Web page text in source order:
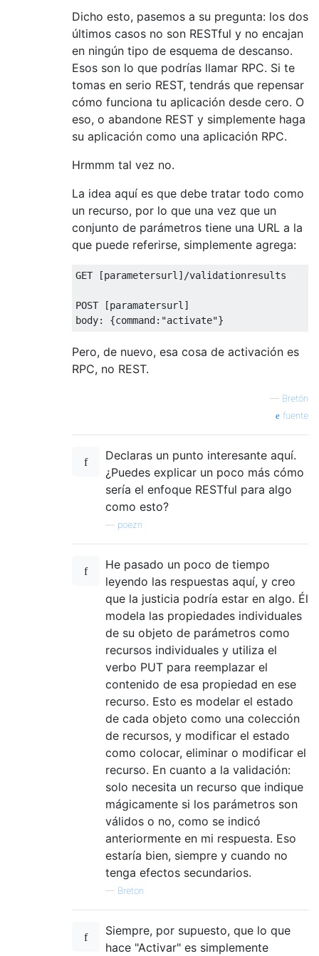
Dicho esto, pasemos a su pregunta: los dos
últimos casos no son RESTful y no encajan
en ningún tipo de esquema de descanso.
Esos son lo que podrías llamar RPC. Si te
tomas en serio REST, tendrás que repensar
cómo funciona tu aplicación desde cero. O
eso, o abandone REST y simplemente haga
su aplicación como una aplicación RPC.
Hrmmm tal vez no.
La idea aquí es que debe tratar todo como
un recurso, por lo que una vez que un
conjunto de parámetros tiene una URL a la
que puede referirse, simplemente agrega:
GET [parametersurl]/validationresults
POST [paramatersurl]
Pero, de nuevo, esa cosa de activación es
RPC, no REST.
— Bretón
fuente
Declaras un punto interesante aquí.
¿Puedes explicar un poco más cómo
sería el enfoque RESTful para algo
como esto?
poezn
He pasado un poco de tiempo
leyendo las respuestas aquí, y creo
que la justicia podría estar en algo. Él
modela las propiedades individuales
de su objeto de parámetros como
recursos individuales y utiliza el
verbo PUT para reemplazar el
contenido de esa propiedad en ese
recurso. Esto es modelar el estado
de cada objeto como una colección
de recursos, y modificar el estado
como colocar, eliminar o modificar el
recurso. En cuanto a la validación:
solo necesita un recurso que indique
mágicamente si los parámetros son
válidos o no, como se indicó
anteriormente en mi respuesta. Eso
estaría bien, siempre y cuando no
tenga efectos secundarios.
— Breton
Siempre, por supuesto, que lo que
hace "Activar" es simplemente